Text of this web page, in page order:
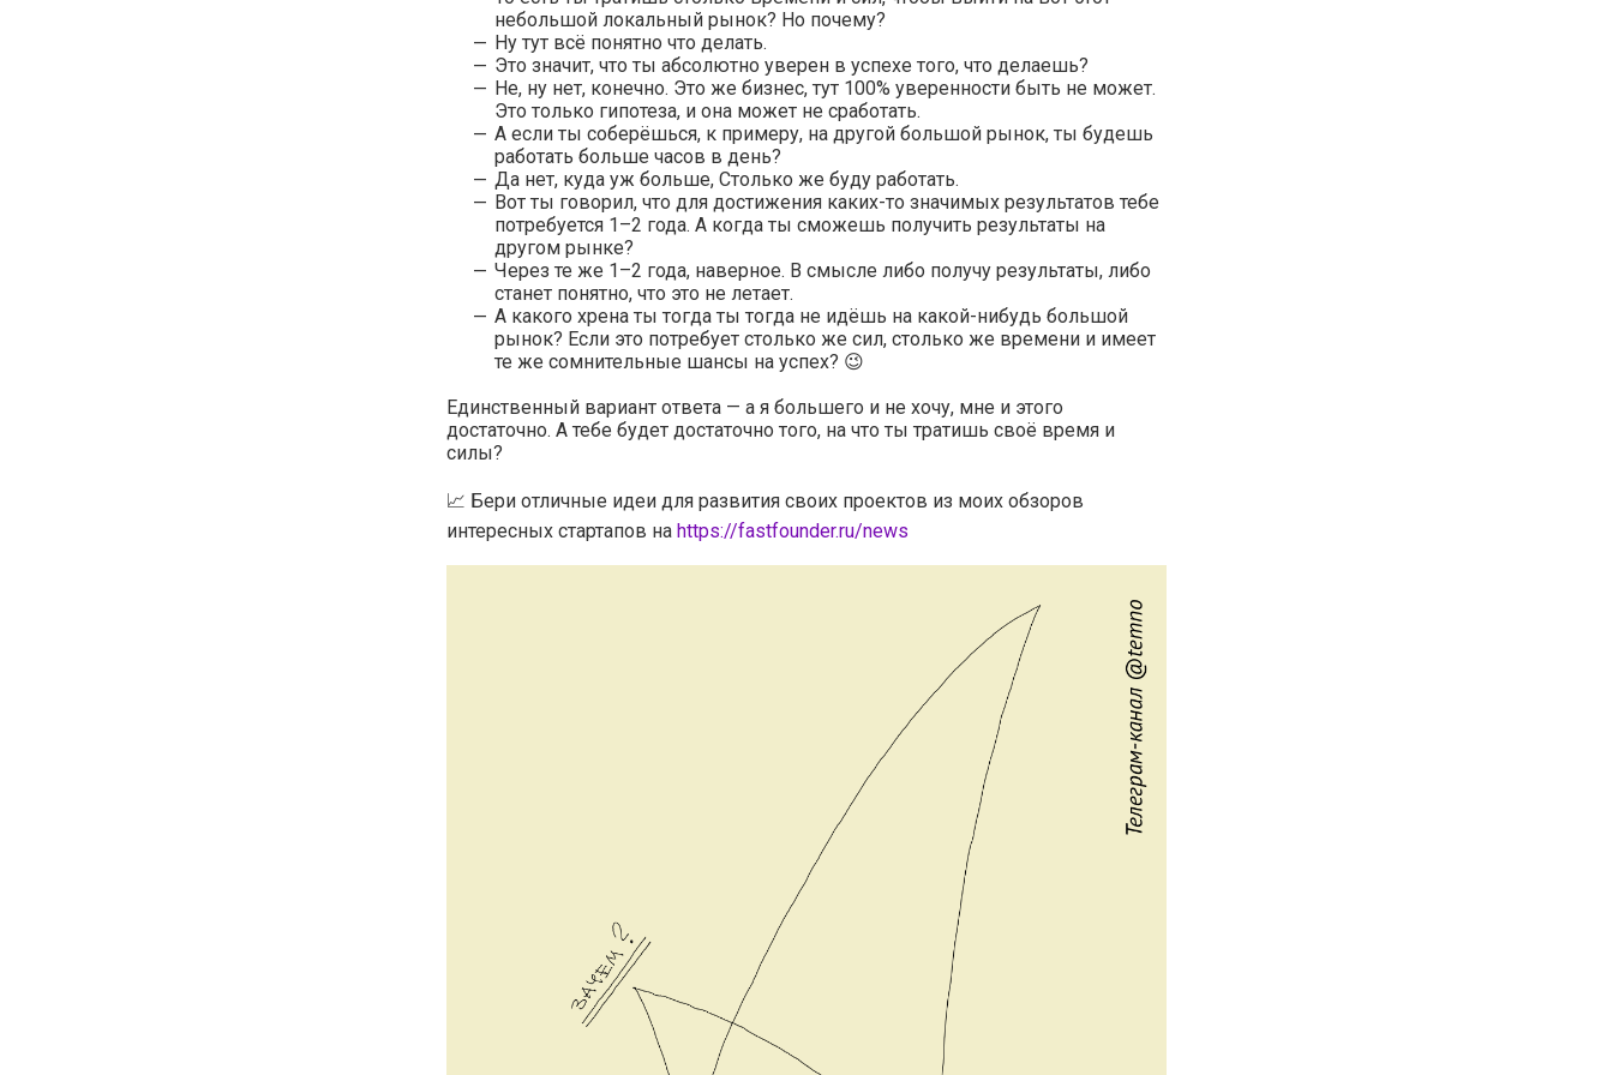
небольшой локальный рынок? Но почему?
Ну тут всё понятно что делать.
Это значит, что ты абсолютно уверен в успехе того, что делаешь?
Не, ну нет, конечно. Это же бизнес, тут 100% уверенности быть не может.
Это только гипотеза, и она может не сработать.
А если ты соберёшься, к примеру, на другой большой рынок, ты будешь
работать больше часов в день?
Да нет, куда уж больше, Столько же буду работать.
Вот ты говорил, что для достижения каких-то значимых результатов тебе
потребуется 1–2 года. А когда ты сможешь получить результаты на
другом рынке?
Через те же 1–2 года, наверное. В смысле либо получу результаты, либо
станет понятно, что это не летает.
А какого хрена ты тогда ты тогда не идёшь на какой-нибудь большой
рынок? Если это потребует столько же сил, столько же времени и имеет
те же сомнительные шансы на успех? 😉
Единственный вариант ответа — а я большего и не хочу, мне и этого
достаточно. А тебе будет достаточно того, на что ты тратишь своё время и
силы?
📈 Бери отличные идеи для развития своих проектов из моих обзоров
интересных стартапов на https://fastfounder.ru/news